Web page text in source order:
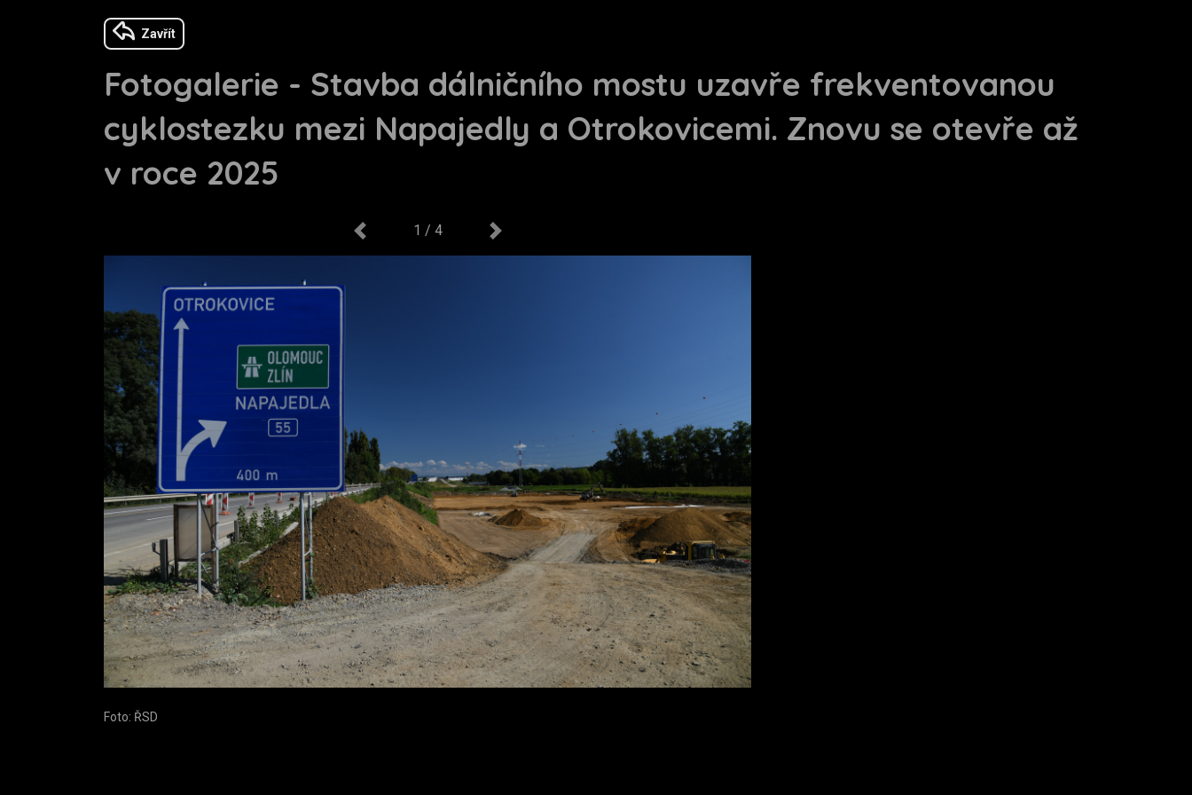
Zavřít
Fotogalerie - Stavba dálničního mostu uzavře frekventovanou
cyklostezku mezi Napajedly a Otrokovicemi. Znovu se otevře až
v roce 2025
Foto: ŘSD
1 / 4
Previous Next